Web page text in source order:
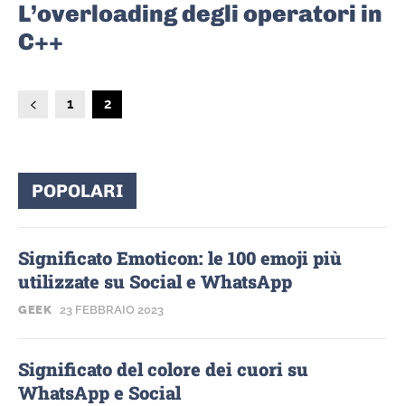
L’overloading degli operatori in
C++
1 2
POPOLARI
Significato Emoticon: le 100 emoji più
utilizzate su Social e WhatsApp
GEEK 23 FEBBRAIO 2023
Significato del colore dei cuori su
WhatsApp e Social